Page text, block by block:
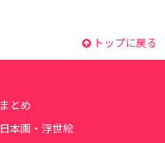
トップに戻る
まとめ
日本画・浮世絵